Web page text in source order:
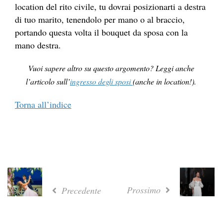
location del rito civile, tu dovrai posizionarti a destra
di tuo marito, tenendolo per mano o al braccio,
portando questa volta il bouquet da sposa con la
mano destra.
Vuoi sapere altro su questo argomento? Leggi anche
l’articolo sull’ingresso degli sposi(anche in location!).
Torna all’indice
Precedente Prossimo